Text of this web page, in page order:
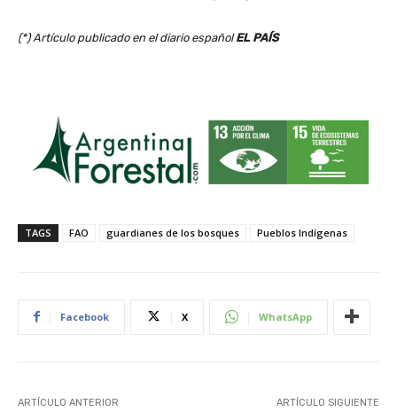
(*) Artículo publicado en el diario españolEL PAÍS
TAGS FAO guardianes de los bosques Pueblos Indígenas
Facebook X WhatsApp
ARTÍCULO ANTERIOR ARTÍCULO SIGUIENTE